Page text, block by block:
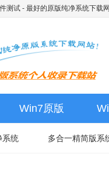
测试 - 最好的原版纯净系统下载
Win7原版
系统 多合一精简版系